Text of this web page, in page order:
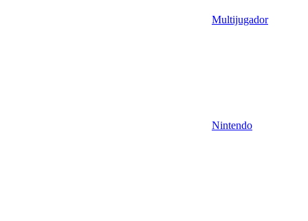
Multijugador
Nintendo